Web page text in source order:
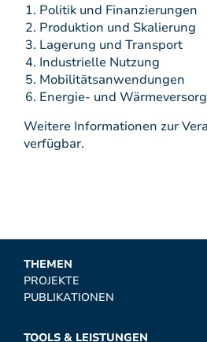
Politik und Finanzierungen
Produktion und Skalierung
Lagerung und Transport
Industrielle Nutzung
Mobilitätsanwendungen
Energie- und
Weitere Informationen zur
verfügbar.
THEMEN
PROJEKTE
PUBLIKATIONEN
TOOLS & LEISTUNGEN